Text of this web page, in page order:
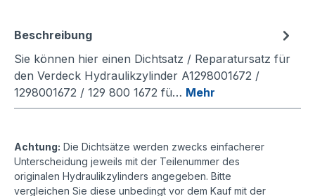
Beschreibung
Sie können hier einen Dichtsatz / Reparatursatz für
den Verdeck Hydraulikzylinder A1298001672 /
1298001672 / 129 800 1672 fü… Mehr
Achtung: Die Dichtsätze werden zwecks einfacherer
Unterscheidung jeweils mit der Teilenummer des
originalen Hydraulikzylinders angegeben. Bitte
vergleichen Sie diese unbedingt vor dem Kauf mit der